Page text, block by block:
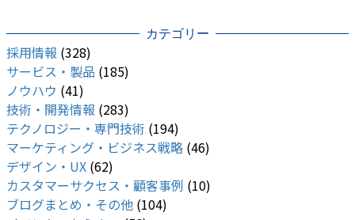
カテゴリー
採用情報 (328)
サービス・製品 (185)
ノウハウ (41)
技術・開発情報 (283)
テクノロジー・専門技術 (194)
マーケティング・ビジネス戦略 (46)
デザイン・UX (62)
カスタマーサクセス・顧客事例 (10)
ブログまとめ・その他 (104)